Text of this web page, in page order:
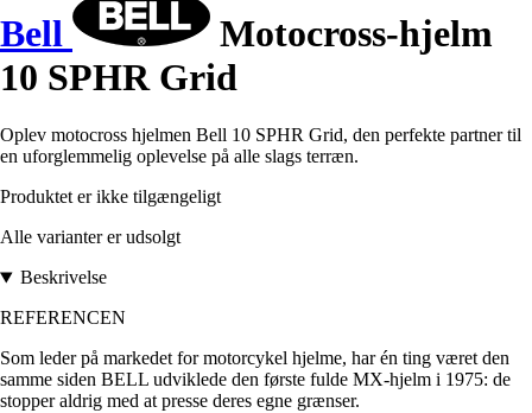
Bell
Motocross-hjelm
10 SPHR Grid
Oplev motocross hjelmen Bell 10 SPHR Grid, den perfekte partner til
en uforglemmelig oplevelse på alle slags terræn.
Produktet er ikke tilgængeligt
Alle varianter er udsolgt
Beskrivelse
REFERENCEN
Som leder på markedet for motorcykel hjelme, har én ting været den
samme siden BELL udviklede den første fulde MX-hjelm i 1975: de
stopper aldrig med at presse deres egne grænser.